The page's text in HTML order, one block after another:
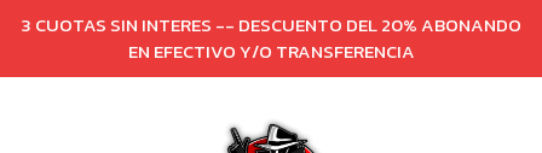
3 CUOTAS SIN INTERES -- DESCUENTO DEL 20% ABONANDO
EN EFECTIVO Y/O TRANSFERENCIA